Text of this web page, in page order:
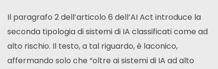
Il paragrafo 2 dell’articolo 6 dell’AI Act introduce la
seconda tipologia di sistemi di IA classificati come ad
alto rischio. Il testo, a tal riguardo, è laconico,
affermando solo che “oltre ai sistemi di IA ad alto